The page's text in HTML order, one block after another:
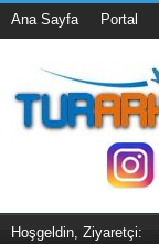
Ana Sayfa Portal
Hoşgeldin, Ziyaretçi: